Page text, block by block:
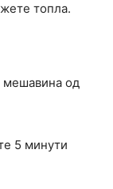
топла.
мешавина од
5 минути